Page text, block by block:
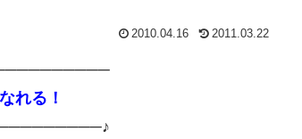
2010.04.16 2011.03.22
れる！